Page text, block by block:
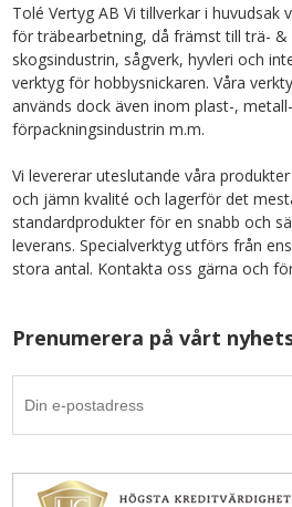
Tolé Vertyg AB Vi tillverkar i huvudsak
för träbearbetning, då främst till trä- &
skogsindustrin, sågverk, hyvleri och
verktyg för hobbysnickaren. Våra
används dock även inom plast-,
förpackningsindustrin m.m.
Vi levererar uteslutande våra
och jämn kvalité och lagerför det
standardprodukter för en snabb och
leverans. Specialverktyg utförs från
stora antal. Kontakta oss gärna och
Prenumerera på vårt